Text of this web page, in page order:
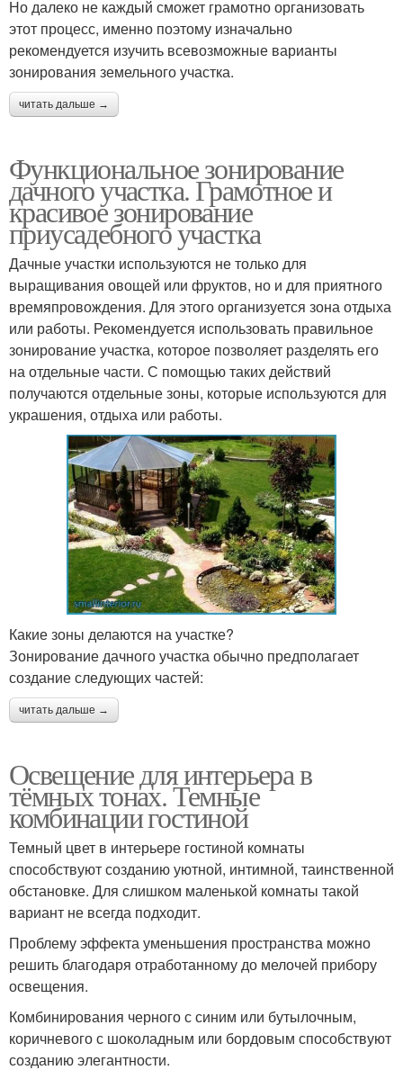
Но далеко не каждый сможет грамотно организовать
этот процесс, именно поэтому изначально
рекомендуется изучить всевозможные варианты
зонирования земельного участка.
читать дальше →
Функциональное зонирование
дачного участка. Грамотное и
красивое зонирование
приусадебного участка
Дачные участки используются не только для
выращивания овощей или фруктов, но и для приятного
времяпровождения. Для этого организуется зона отдыха
или работы. Рекомендуется использовать правильное
зонирование участка, которое позволяет разделять его
на отдельные части. С помощью таких действий
получаются отдельные зоны, которые используются для
украшения, отдыха или работы.
Какие зоны делаются на участке?
Зонирование дачного участка обычно предполагает
создание следующих частей:
читать дальше →
Освещение для интерьера в
тёмных тонах. Темные
комбинации гостиной
Темный цвет в интерьере гостиной комнаты
способствуют созданию уютной, интимной, таинственной
обстановке. Для слишком маленькой комнаты такой
вариант не всегда подходит.
Проблему эффекта уменьшения пространства можно
решить благодаря отработанному до мелочей прибору
освещения.
Комбинирования черного с синим или бутылочным,
коричневого с шоколадным или бордовым способствуют
созданию элегантности.